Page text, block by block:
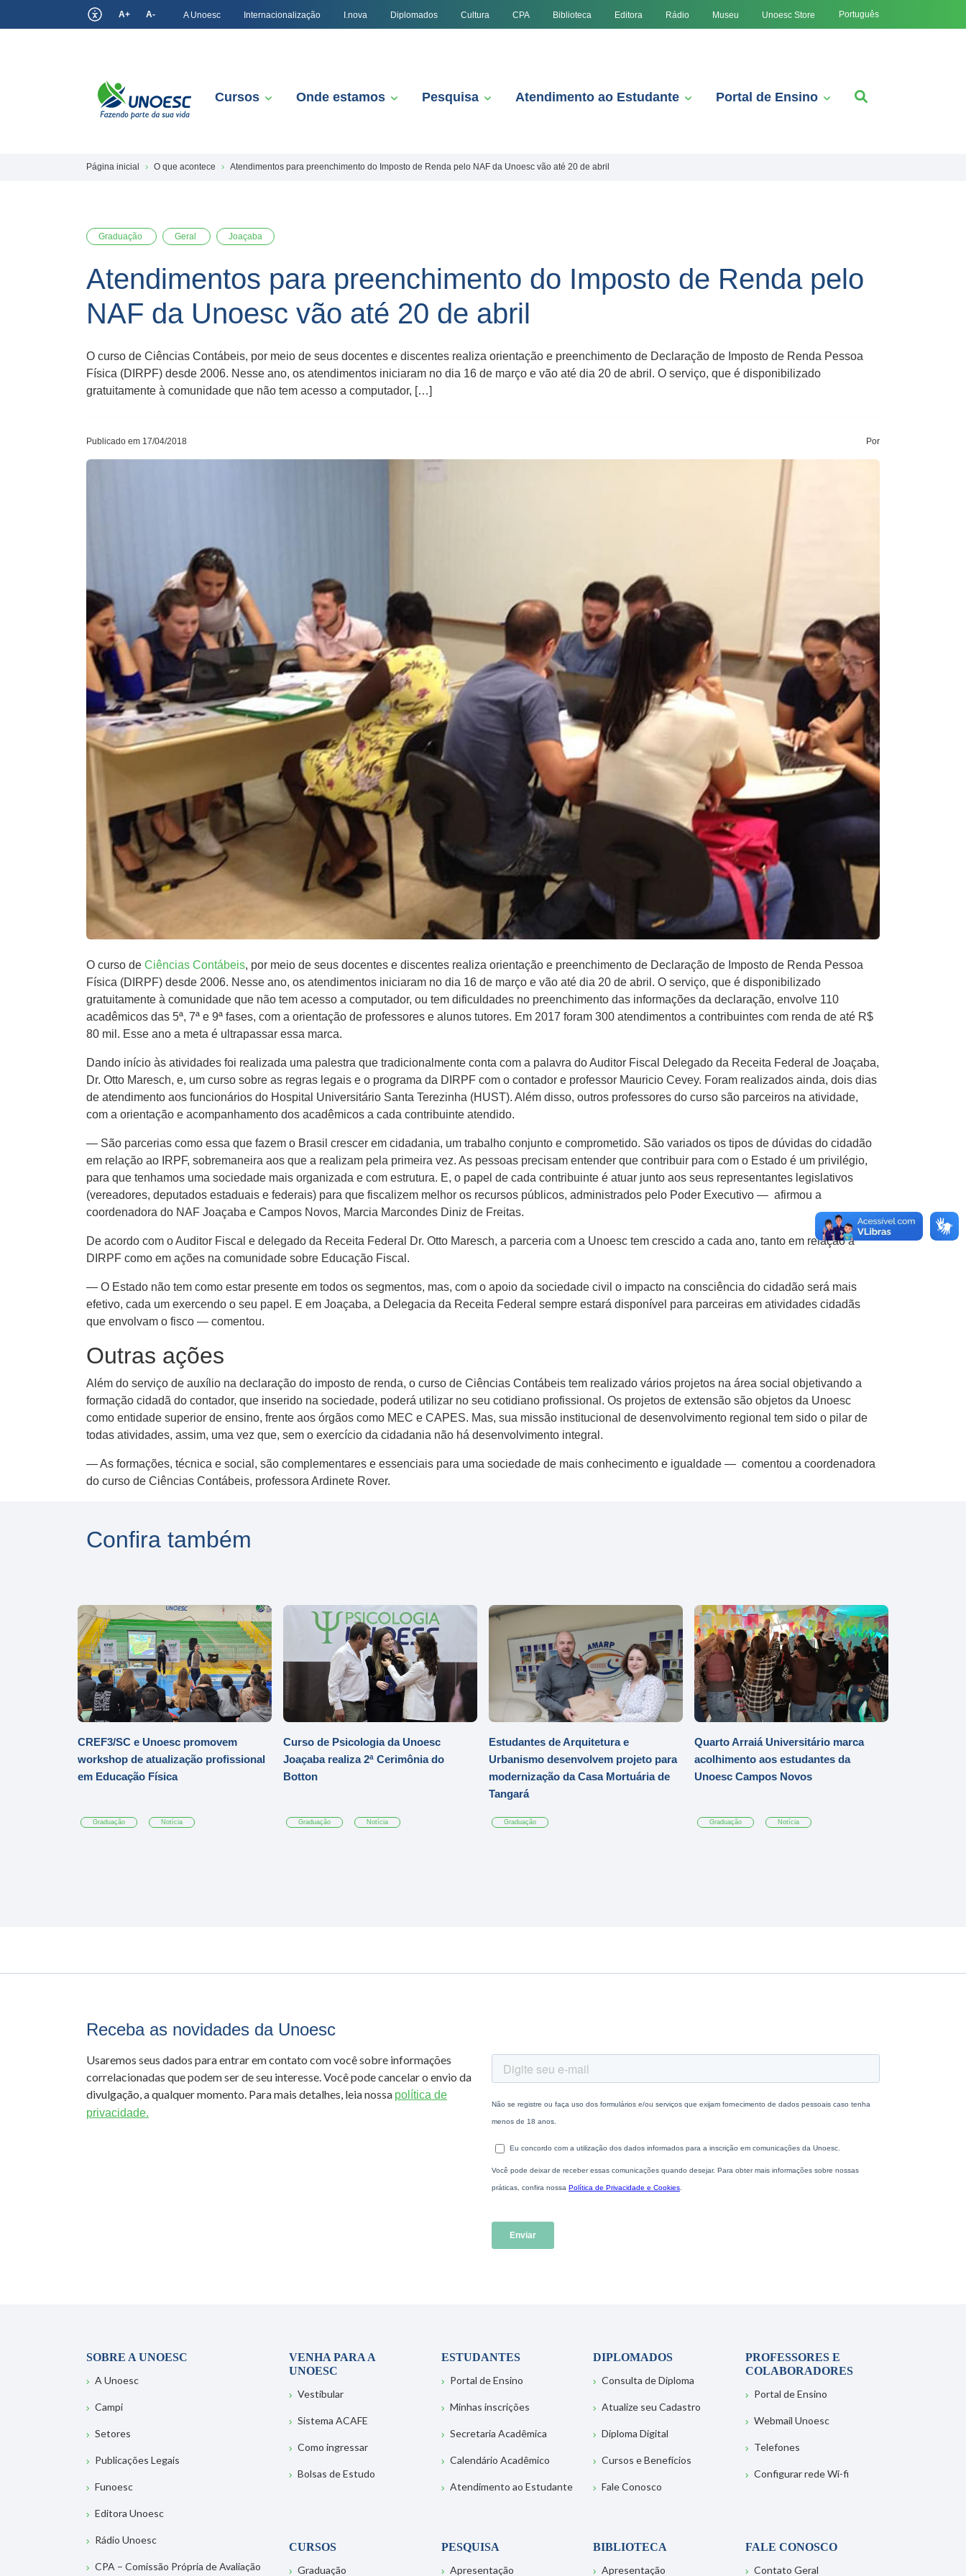
A+ A- A Unoesc Internacionalização I.nova Diplomados Cultura CPA Biblioteca Editora Rádio Museu Unoesc Store Português
Cursos Onde estamos Pesquisa Atendimento ao Estudante Portal de Ensino
Página inicial O que acontece Atendimentos para preenchimento do Imposto de Renda pelo NAF da Unoesc vão até 20 de abril
Graduação Geral Joaçaba
Atendimentos para preenchimento do Imposto de Renda pelo
NAF da Unoesc vão até 20 de abril
O curso de Ciências Contábeis, por meio de seus docentes e discentes realiza orientação e preenchimento de Declaração de Imposto de Renda Pessoa
Física (DIRPF) desde 2006. Nesse ano, os atendimentos iniciaram no dia 16 de março e vão até dia 20 de abril. O serviço, que é disponibilizado
gratuitamente à comunidade que não tem acesso a computador, […]
Publicado em 17/04/2018 Por
O curso de Ciências Contábeis, por meio de seus docentes e discentes realiza orientação e preenchimento de Declaração de Imposto de Renda Pessoa
Física (DIRPF) desde 2006. Nesse ano, os atendimentos iniciaram no dia 16 de março e vão até dia 20 de abril. O serviço, que é disponibilizado
gratuitamente à comunidade que não tem acesso a computador, ou tem dificuldades no preenchimento das informações da declaração, envolve 110
acadêmicos das 5ª, 7ª e 9ª fases, com a orientação de professores e alunos tutores. Em 2017 foram 300 atendimentos a contribuintes com renda de até R$
80 mil. Esse ano a meta é ultrapassar essa marca.
Dando início às atividades foi realizada uma palestra que tradicionalmente conta com a palavra do Auditor Fiscal Delegado da Receita Federal de Joaçaba,
Dr. Otto Maresch, e, um curso sobre as regras legais e o programa da DIRPF com o contador e professor Mauricio Cevey. Foram realizados ainda, dois dias
de atendimento aos funcionários do Hospital Universitário Santa Terezinha (HUST). Além disso, outros professores do curso são parceiros na atividade,
com a orientação e acompanhamento dos acadêmicos a cada contribuinte atendido.
— São parcerias como essa que fazem o Brasil crescer em cidadania, um trabalho conjunto e comprometido. São variados os tipos de dúvidas do cidadão
em relação ao IRPF, sobremaneira aos que a realizam pela primeira vez. As pessoas precisam entender que contribuir para com o Estado é um privilégio,
para que tenhamos uma sociedade mais organizada e com estrutura. E, o papel de cada contribuinte é atuar junto aos seus representantes legislativos
(vereadores, deputados estaduais e federais) para que fiscalizem melhor os recursos públicos, administrados pelo Poder Executivo — afirmou a
coordenadora do NAF Joaçaba e Campos Novos, Marcia Marcondes Diniz de Freitas.
De acordo com o Auditor Fiscal e delegado da Receita Federal Dr. Otto Maresch, a parceria com a Unoesc tem crescido a cada ano, tanto em relação a
DIRPF como em ações na comunidade sobre Educação Fiscal.
— O Estado não tem como estar presente em todos os segmentos, mas, com o apoio da sociedade civil o impacto na consciência do cidadão será mais
efetivo, cada um exercendo o seu papel. E em Joaçaba, a Delegacia da Receita Federal sempre estará disponível para parceiras em atividades cidadãs
que envolvam o fisco — comentou.
Outras ações
Além do serviço de auxílio na declaração do imposto de renda, o curso de Ciências Contábeis tem realizado vários projetos na área social objetivando a
formação cidadã do contador, que inserido na sociedade, poderá utilizar no seu cotidiano profissional. Os projetos de extensão são objetos da Unoesc
como entidade superior de ensino, frente aos órgãos como MEC e CAPES. Mas, sua missão institucional de desenvolvimento regional tem sido o pilar de
todas atividades, assim, uma vez que, sem o exercício da cidadania não há desenvolvimento integral.
— As formações, técnica e social, são complementares e essenciais para uma sociedade de mais conhecimento e igualdade — comentou a coordenadora
do curso de Ciências Contábeis, professora Ardinete Rover.
Confira também
CREF3/SC e Unoesc promovem
workshop de atualização profissional
em Educação Física
Graduação Notícia
Curso de Psicologia da Unoesc
Joaçaba realiza 2ª Cerimônia do
Botton
Graduação Notícia
Estudantes de Arquitetura e
Urbanismo desenvolvem projeto para
modernização da Casa Mortuária de
Tangará
Graduação
Quarto Arraiá Universitário marca
acolhimento aos estudantes da
Unoesc Campos Novos
Graduação Notícia
Receba as novidades da Unoesc
Usaremos seus dados para entrar em contato com você sobre informações
correlacionadas que podem ser de seu interesse. Você pode cancelar o envio da
divulgação, a qualquer momento. Para mais detalhes, leia nossa política de
privacidade.
SOBRE A UNOESC
A Unoesc
Campi
Setores
Publicações Legais
Funoesc
Editora Unoesc
Rádio Unoesc
CPA – Comissão Própria de Avaliação
VENHA PARA A
UNOESC
Vestibular
Sistema ACAFE
Como ingressar
Bolsas de Estudo
ESTUDANTES
Portal de Ensino
Minhas inscrições
Secretaria Acadêmica
Calendário Acadêmico
Atendimento ao Estudante
DIPLOMADOS
Consulta de Diploma
Atualize seu Cadastro
Diploma Digital
Cursos e Benefícios
Fale Conosco
PROFESSORES E
COLABORADORES
Portal de Ensino
Webmail Unoesc
Telefones
Configurar rede Wi-fi
CURSOS
Graduação
PESQUISA
Apresentação
BIBLIOTECA
Apresentação
FALE CONOSCO
Contato Geral